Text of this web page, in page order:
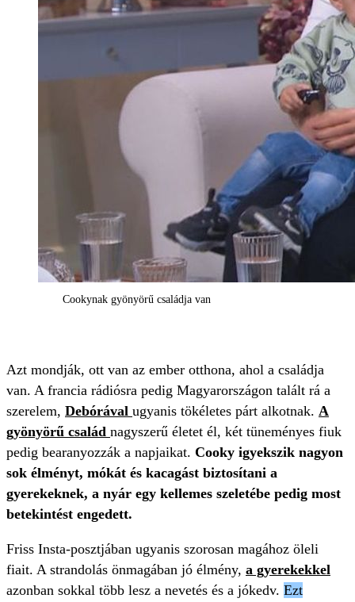
Cookynak gyönyörű családja van
Azt mondják, ott van az ember otthona, ahol a családja
van. A francia rádiósra pedig Magyarországon talált rá a
szerelem, Debórával ugyanis tökéletes párt alkotnak. A
gyönyörű család nagyszerű életet él, két tüneményes fiuk
pedig bearanyozzák a napjaikat. Cooky igyekszik nagyon
sok élményt, mókát és kacagást biztosítani a
gyerekeknek, a nyár egy kellemes szeletébe pedig most
betekintést engedett.
Friss Insta-posztjában ugyanis szorosan magához öleli
fiait. A strandolás önmagában jó élmény, a gyerekekkel
azonban sokkal több lesz a nevetés és a jókedv. Ezt